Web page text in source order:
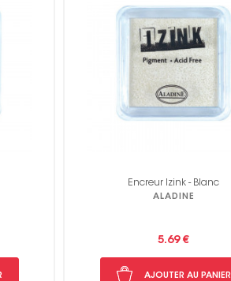
Encreur Izink - Blanc
ALADINE
5.69 €
AJOUTER AU PANIER